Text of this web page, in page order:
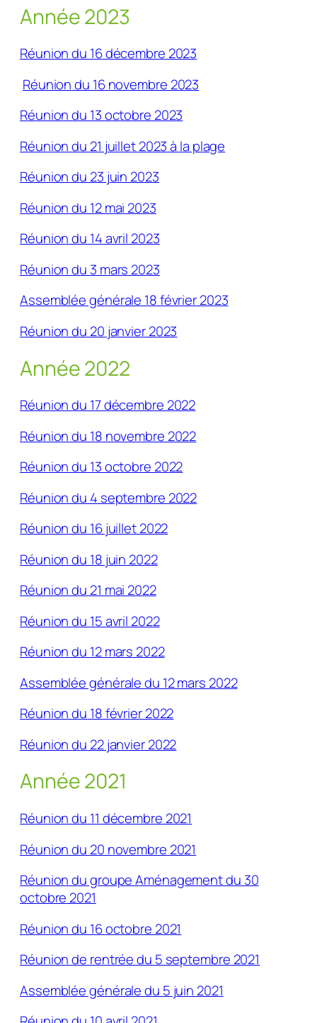
Année 2023
Réunion du 16 décembre 2023
Réunion du 16 novembre 2023
Réunion du 13 octobre 2023
Réunion du 21 juillet 2023 à la plage
Réunion du 23 juin 2023
Réunion du 12 mai 2023
Réunion du 14 avril 2023
Réunion du 3 mars 2023
Assemblée générale 18 février 2023
Réunion du 20 janvier 2023
Année 2022
Réunion du 17 décembre 2022
Réunion du 18 novembre 2022
Réunion du 13 octobre 2022
Réunion du 4 septembre 2022
Réunion du 16 juillet 2022
Réunion du 18 juin 2022
Réunion du 21 mai 2022
Réunion du 15 avril 2022
Réunion du 12 mars 2022
Assemblée générale du 12 mars 2022
Réunion du 18 février 2022
Réunion du 22 janvier 2022
Année 2021
Réunion du 11 décembre 2021
Réunion du 20 novembre 2021
Réunion du groupe Aménagement du 30
octobre 2021
Réunion du 16 octobre 2021
Réunion de rentrée du 5 septembre 2021
Assemblée générale du 5 juin 2021